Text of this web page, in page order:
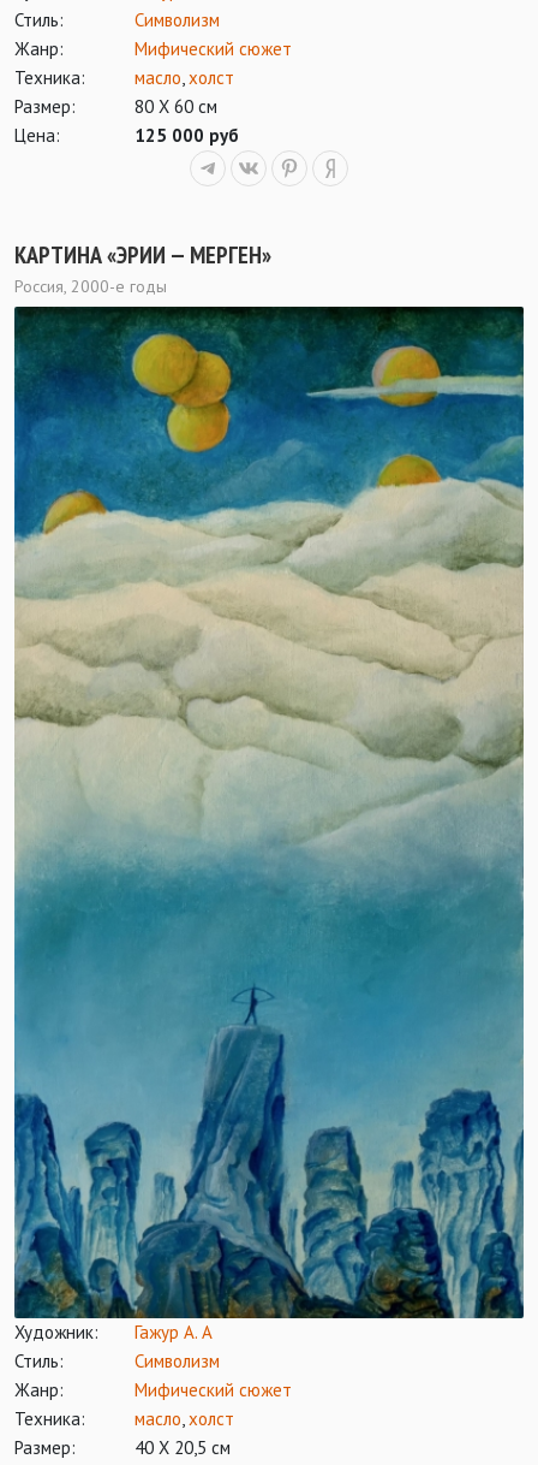
Стиль:
Символизм
Жанр:
Мифический сюжет
Техника:
масло холст
Размер:
80 Х 60 см
Цена:
125 000 руб
КАРТИНА «ЭРИИ — МЕРГЕН»
Россия, 2000-е годы
Художник:
Гажур А. А
Стиль:
Символизм
Жанр:
Мифический сюжет
Техника:
масло,холст
Размер:
40 Х 20,5 см